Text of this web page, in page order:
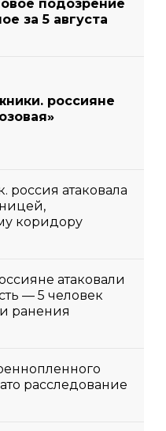
подозрение
за 5 августа
россияне
россия атаковала
коридору
атаковали
— 5 человек
ранения
расследование